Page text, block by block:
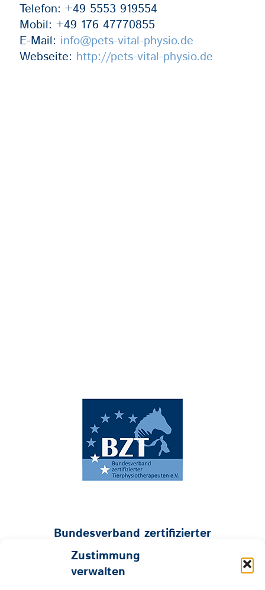
Zustimmung
verwalten
Telefon: +49 5553 919554
Mobil: +49 176 47770855
E-Mail: info@pets-vital-physio.de
Webseite: http://pets-vital-physio.de
Bundesverband zertifizierter
Tierphysiotherapeuten e.V.
Geschäftsstelle: